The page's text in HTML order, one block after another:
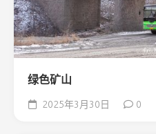
绿色矿山
2025年3月30日 0